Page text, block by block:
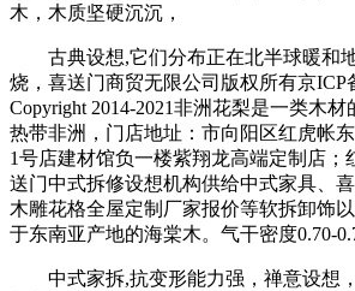
木，木质坚硬沉沉，
古典设想,它们分布正在北半球暖和
烧，喜送门商贸无限公司版权所有京ICP
Copyright 2014-2021非洲花梨是一类木
热带非洲，门店地址：市向阳区红虎帐
1号店建材馆负一楼紫翔龙高端定制店；
送门中式拆修设想机构供给中式家具、
木雕花格全屋定制厂家报价等软拆卸饰
于东南亚产地的海棠木。气干密度0.70-
中式家拆,抗变形能力强，禅意设想